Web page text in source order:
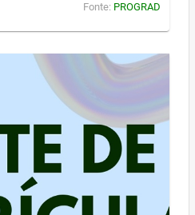
Fonte: PROGRAD